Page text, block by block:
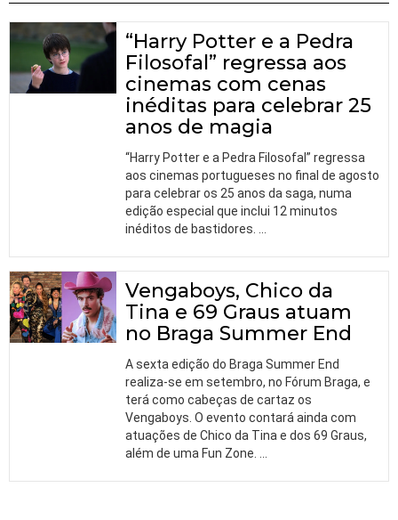
“Harry Potter e a Pedra
Filosofal” regressa aos
cinemas com cenas
inéditas para celebrar 25
anos de magia
“Harry Potter e a Pedra Filosofal” regressa
aos cinemas portugueses no final de agosto
para celebrar os 25 anos da saga, numa
edição especial que inclui 12 minutos
inéditos de bastidores.
Vengaboys, Chico da
Tina e 69 Graus atuam
no Braga Summer End
A sexta edição do Braga Summer End
realiza-se em setembro, no Fórum Braga, e
terá como cabeças de cartaz os
Vengaboys. O evento contará ainda com
atuações de Chico da Tina e dos 69 Graus,
além de uma Fun Zone.